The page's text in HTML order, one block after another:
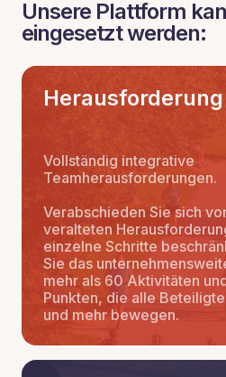
Unsere Plattform
eingesetzt werden:
Herausforderung
Vollständig integrative
Teamherausforderungen.
Verabschieden Sie sich
veralteten
einzelne Schritte
Sie das
mehr als 60 Aktivitäten
Punkten, die alle
und mehr bewegen.